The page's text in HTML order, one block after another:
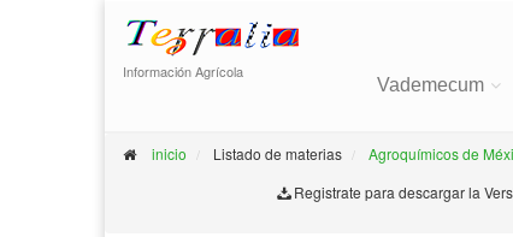
Información Agrícola
Vademecum
inicio Listado de materias
Agroquímicos de
Registrate para descargar la